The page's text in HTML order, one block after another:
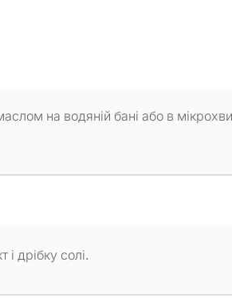
на водяній бані або в
дрібку солі.